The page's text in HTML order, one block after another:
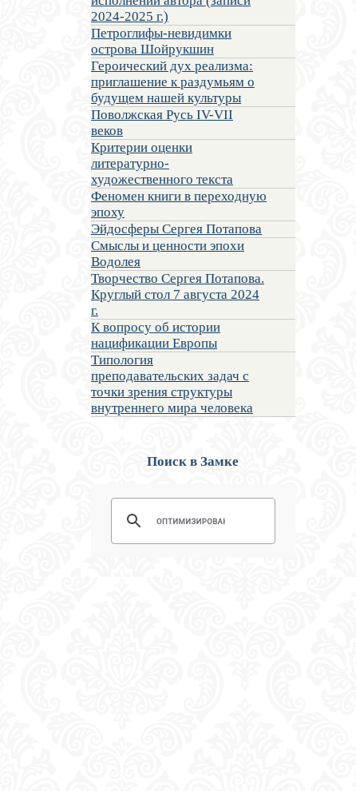
2024-2025 г.)
Петроглифы-невидимки
острова Шойрукшин
Героический дух реализма:
приглашение к раздумьям о
будущем нашей культуры
Поволжская Русь IV-VII
веков
Критерии оценки
литературно-
художественного текста
Феномен книги в переходную
эпоху
Эйдосферы Сергея Потапова
Смыслы и ценности эпохи
Водолея
Творчество Сергея Потапова.
Круглый стол 7 августа 2024
г.
К вопросу об истории
нацификации Европы
Типология
преподавательских задач с
точки зрения структуры
внутреннего мира человека
Поиск в Замке